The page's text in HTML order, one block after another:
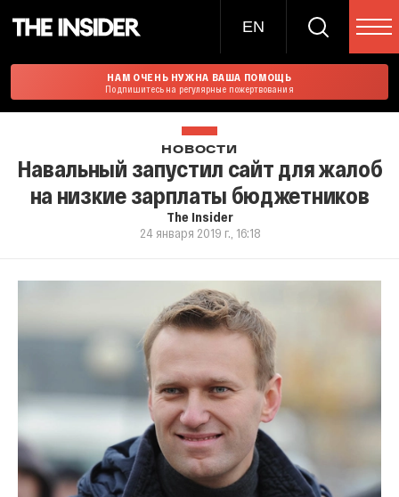
EN
НАМ ОЧЕНЬ НУЖНА ВАША ПОМОЩЬ
Подпишитесь на регулярные пожертвования
НОВОСТИ
Навальный запустил сайт для жалоб
на низкие зарплаты бюджетников
The Insider
24 января 2019 г., 16:18